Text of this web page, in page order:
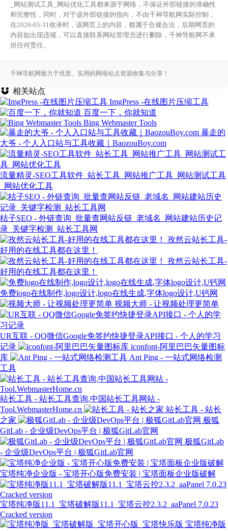
_网站测试工具_网站优化工具都来源于网络，不保证外部链接的准确性
和完整性，同时，对于该外部链接的指向，不由千神导航网实际控制，
在2026-05-31收录时，该网页上的内容，都属于合规合法，后期网页的
内容如出现违规，可以直接联系网站管理员进行删除，千神导航网不承
担任何责任。
千神导航网致力于优质、实用的网络站点资源收集与分享！
相关站点
ImgPress -在线图片压缩工具
百度一下，你就知道
Bing Webmaster Tools
暴走的
大爷 - 个人入口站与工具收藏｜BaozouBoy.com
流量精灵-SEO工具软件_站长工具_网站推广工具_网站测试工具
_网站优化工具
桔子SEO - 外链查询_批量查网站反链_老域名_网站建站历史记
录_关键字检测_站长工具网
孜然云站长工具-
好用的在线工具都在这里！
孜然云站长工具-
好用的在线工具都在这里！
免费logo在线制作,logo设计,logo在线生成,字体logo设计,U钙网
视频大师 - 让视频处理更简单
UR互联 - QQ微信Google免签约快捷登录API接口 - 个人的学习
记录
iconfont-阿里巴巴矢量图标
库
Ant Ping - 一站式网络检测
工具
站长工具 - 站长工具查询,中国站长工具网站 -
Tool.WebmasterHome.cn
站长工具 - 站长
之家
极狐
GitLab - 企业级DevOps平台 | 极狐GitLab官网
极狐GitLab
- 企业级DevOps平台 | 极狐GitLab官网
宝塔纯净企业版 - 宝塔开心版免费安装 | 宝塔面板企业版破解
宝塔纯净版11.1_宝塔破解版11.1_宝塔云控2.3.2_aaPanel 7.0.23
Cracked version
宝塔纯净版